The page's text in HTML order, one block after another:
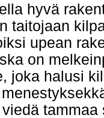
hyvä
taitojaan
upean
on
joka halusi